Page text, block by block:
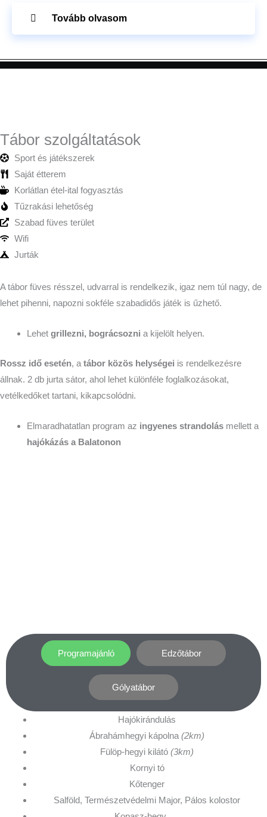
Tovább olvasom
Tábor szolgáltatások
Sport és játékszerek
Saját étterem
Korlátlan étel-ital fogyasztás
Tűzrakási lehetőség
Szabad füves terület
Wifi
Jurták
A tábor füves résszel, udvarral is rendelkezik, igaz nem túl nagy, de
lehet pihenni, napozni sokféle szabadidős játék is űzhető.
Lehet grillezni, bográcsozni a kijelölt helyen.
Rossz idő esetén, a tábor közös helységei is rendelkezésre
állnak. 2 db jurta sátor, ahol lehet különféle foglalkozásokat,
vetélkedőket tartani, kikapcsolódni.
Elmaradhatatlan program az ingyenes strandolás mellett a
hajókázás a Balatonon
Programajánló Edzőtábor
Gólyatábor
Hajókirándulás
Ábrahámhegyi kápolna (2km)
Fülöp-hegyi kilátó (3km)
Kornyi tó
Kőtenger
Salföld, Természetvédelmi Major, Pálos kolostor